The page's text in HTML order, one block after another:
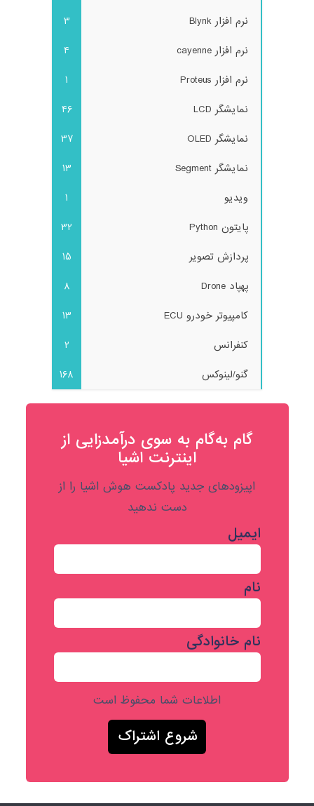
نرم افزار Blynk
3
نرم افزار cayenne
4
نرم افزار Proteus
1
نمایشگر LCD
46
نمایشگر OLED
37
نمایشگر Segment
13
ویدیو
1
پایتون Python
32
پردازش تصویر
15
پهپاد Drone
8
کامپیوتر خودرو ECU
13
کنفرانس
2
گنو/لینوکس
168
گام به‌گام به‌ سوی درآمدزایی از
اینترنت اشیا
اپیزودهای جدید پادکست هوش اشیا را از
دست ندهید
ایمیل
نام
نام خانوادگی
اطلاعات شما محفوظ است